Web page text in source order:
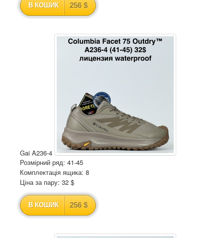
В КОШИК 256 $
Gai A236-4
Розмірний ряд: 41-45
Комплектація ящика: 8
Ціна за пару: 32 $
В КОШИК 256 $